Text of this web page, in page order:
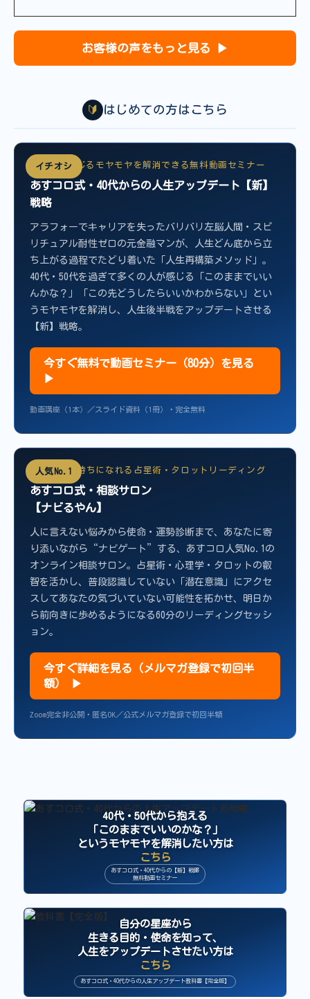
お客様の声をもっと見る ▶
🔰 はじめての方はこちら
イチオシ
40代から感じるモヤモヤを解消できる無料動画セミナー
あすコロ式・40代からの人生アップデート【新】
戦略
アラフォーでキャリアを失ったバリバリ左脳人間・スピ
リチュアル耐性ゼロの元金融マンが、人生どん底から立
ち上がる過程でたどり着いた「人生再構築メソッド」。
40代・50代を過ぎて多くの人が感じる「このままでいい
んかな？」「この先どうしたらいいかわからない」とい
うモヤモヤを解消し、人生後半戦をアップデートさせる
【新】戦略。
今すぐ無料で動画セミナー（80分）を見る
▶
動画講座（1本）／スライド資料（1冊）・完全無料
人気No.1
前向きな気持ちになれる占星術・タロットリーディング
あすコロ式・相談サロン
【ナビるやん】
人に言えない悩みから使命・運勢診断まで、あなたに寄
り添いながら“ナビゲート”する、あすコロ人気No.1の
オンライン相談サロン。占星術・心理学・タロットの叡
智を活かし、普段認識していない「潜在意識」にアクセ
スしてあなたの気づいていない可能性を拓かせ、明日か
ら前向きに歩めるようになる60分のリーディングセッシ
ョン。
今すぐ詳細を見る（メルマガ登録で初回半
額） ▶
Zoom完全非公開・匿名OK／公式メルマガ登録で初回半額
40代・50代から抱える
「このままでいいのかな？」
というモヤモヤを解消したい方は
こちら
あすコロ式・40代からの【新】戦略
無料動画セミナー
自分の星座から
生きる目的・使命を知って、
人生をアップデートさせたい方は
こちら
あすコロ式・40代からの人生アップデート教科書【完全版】